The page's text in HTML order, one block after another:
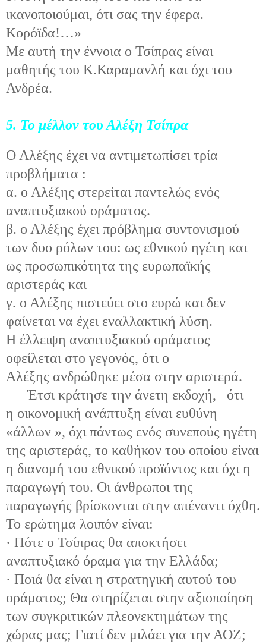
ικανοποιούμαι, ότι σας την έφερα.
Κορόϊδα!…»
Με αυτή την έννοια ο Τσίπρας είναι
μαθητής του Κ.Καραμανλή και όχι του
Ανδρέα.
5. Το μέλλον του Αλέξη Τσίπρα
Ο Αλέξης έχει να αντιμετωπίσει τρία
προβλήματα :
α. ο Αλέξης στερείται παντελώς ενός
αναπτυξιακού οράματος.
β. ο Αλέξης έχει πρόβλημα συντονισμού
των δυο ρόλων του: ως εθνικού ηγέτη και
ως προσωπικότητα της ευρωπαϊκής
αριστεράς και
γ. ο Αλέξης πιστεύει στο ευρώ και δεν
φαίνεται να έχει εναλλακτική λύση.
Η έλλειψη αναπτυξιακού οράματος
οφείλεται στο γεγονός, ότι ο
Αλέξης ανδρώθηκε μέσα στην αριστερά.
Έτσι κράτησε την άνετη εκδοχή, ότι
η οικονομική ανάπτυξη είναι ευθύνη
«άλλων », όχι πάντως ενός συνεπούς ηγέτη
της αριστεράς, το καθήκον του οποίου είναι
η διανομή του εθνικού προϊόντος και όχι η
παραγωγή του. Οι άνθρωποι της
παραγωγής βρίσκονται στην απέναντι όχθη.
Το ερώτημα λοιπόν είναι:
· Πότε ο Τσίπρας θα αποκτήσει
αναπτυξιακό όραμα για την Ελλάδα;
· Ποιά θα είναι η στρατηγική αυτού του
οράματος; Θα στηρίζεται στην αξιοποίηση
των συγκριτικών πλεονεκτημάτων της
χώρας μας; Γιατί δεν μιλάει για την ΑΟΖ;